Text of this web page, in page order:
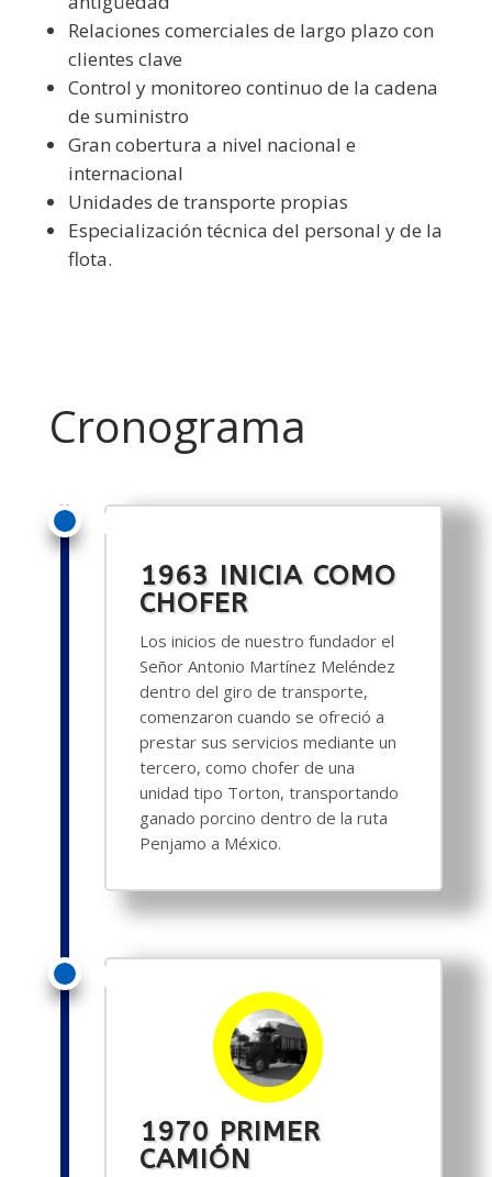
Relaciones comerciales de largo plazo con
clientes clave
Control y monitoreo continuo de la cadena
de suministro
Gran cobertura a nivel nacional e
internacional
Unidades de transporte propias
Especialización técnica del personal y de la
flota.
Cronograma
1963 INICIA COMO
CHOFER
Los inicios de nuestro fundador el
Señor Antonio Martínez Meléndez
dentro del giro de transporte,
comenzaron cuando se ofreció a
prestar sus servicios mediante un
tercero, como chofer de una
unidad tipo Torton, transportando
ganado porcino dentro de la ruta
Penjamo a México.
1970 PRIMER
CAMIÓN